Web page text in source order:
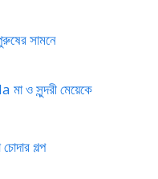
সামনে
ও সুন্দরী মেয়েকে
গল্প